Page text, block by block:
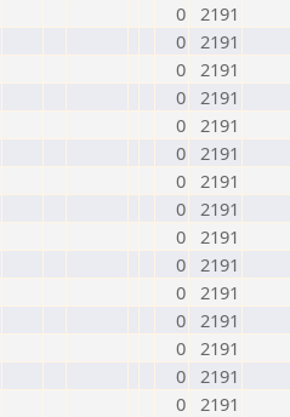
0 2191
0 2191
0 2191
0 2191
0 2191
0 2191
0 2191
0 2191
0 2191
0 2191
0 2191
0 2191
0 2191
0 2191
0 2191